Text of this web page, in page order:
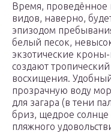
Время, проведённое
видов, наверно,
эпизодом
белый песок,
экзотические
создают
восхищения.
прозрачную воду
для загара (в тени
бриз, щедрое солнце
пляжного